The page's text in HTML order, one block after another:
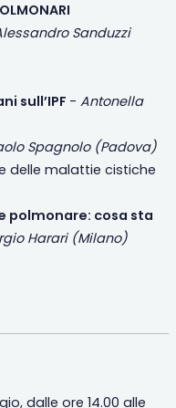
Sanduzzi
sull’IPF - Antonella
Spagnolo (Padova)
delle malattie cistiche
polmonare: cosa sta
Harari (Milano)
dalle ore 14.00 alle